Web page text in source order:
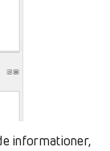
informationer,